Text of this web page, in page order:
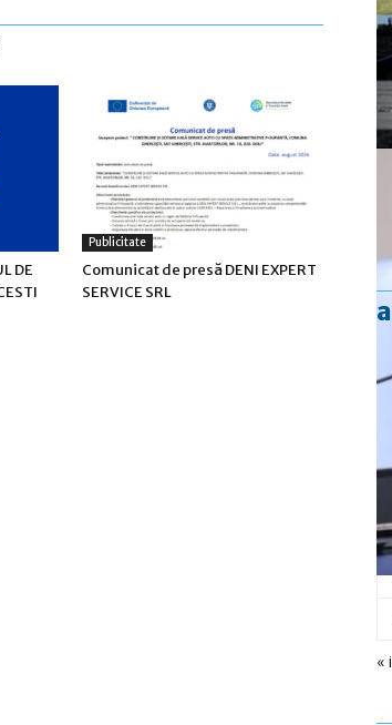
DE
Publicitate
Comunicat de presă DENI EXPERT
SERVICE SRL
«